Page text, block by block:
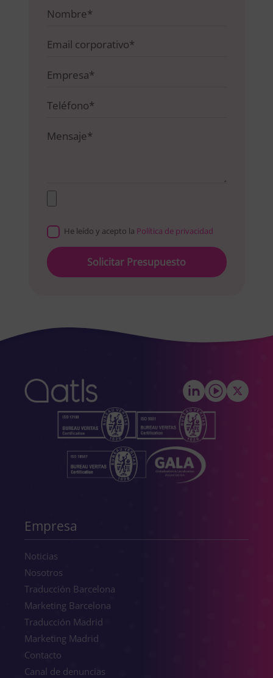
He leído y acepto la Política de privacidad
Please
leave
this
Empresa
Noticias
Nosotros
Traducción Barcelona
Marketing Barcelona
Traducción Madrid
Marketing Madrid
Contacto
Canal de denuncias